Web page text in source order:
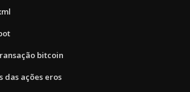
bitcoin
das ações eros